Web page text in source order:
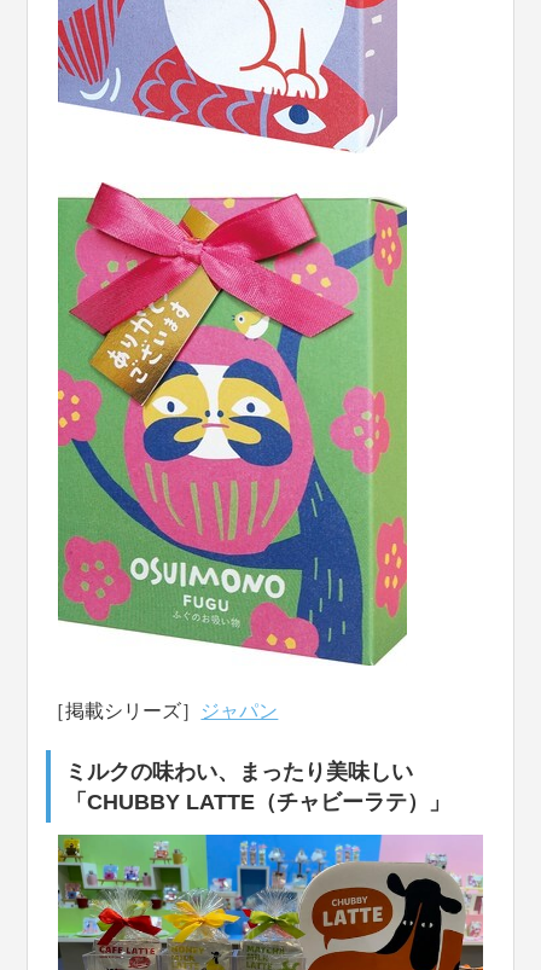
［掲載シリーズ］ ジャパン
ミルクの味わい、まったり美味しい
「CHUBBY LATTE（チャビーラテ）」